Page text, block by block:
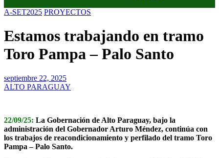
A-SET2025 PROYECTOS
Estamos trabajando en tramo
Toro Pampa – Palo Santo
septiembre 22, 2025
ALTO PARAGUAY
22/09/25: La Gobernación de Alto Paraguay, bajo la
administración del Gobernador Arturo Méndez, continúa con
los trabajos de reacondicionamiento y perfilado del tramo Toro
Pampa – Palo Santo.